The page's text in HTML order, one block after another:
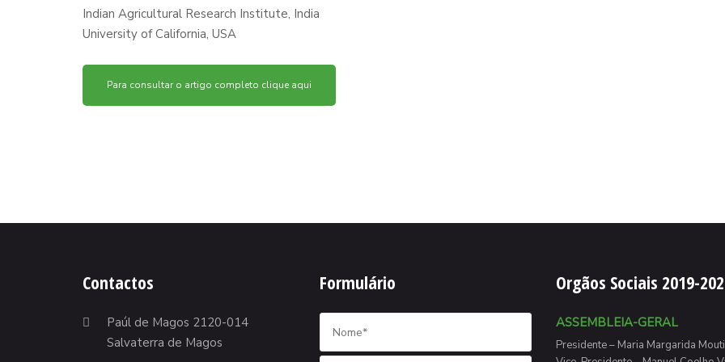
Indian Agricultural Research Institute, India
University of California, USA
Para consultar o artigo completo clique aqui
Contactos
Paúl de Magos 2120-014
Salvaterra de Magos
Formulário Orgãos Sociais 2019-
ASSEMBLEIA-GERAL
Presidente – Maria Margarida